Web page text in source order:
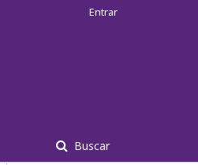
Buscar
Entrar